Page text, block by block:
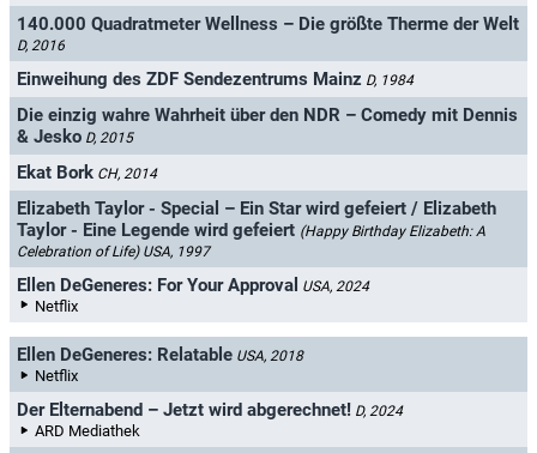
140.000 Quadratmeter Wellness – Die größte Therme der Welt
D, 2016
Einweihung des ZDF Sendezentrums Mainz D, 1984
Die einzig wahre Wahrheit über den NDR – Comedy mit Dennis
& Jesko D, 2015
Ekat Bork CH, 2014
Elizabeth Taylor - Special – Ein Star wird gefeiert / Elizabeth
Taylor - Eine Legende wird gefeiert (Happy Birthday Elizabeth: A
Celebration of Life) USA, 1997
Ellen DeGeneres: For Your Approval USA, 2024
Netflix
Ellen DeGeneres: Relatable USA, 2018
Netflix
Der Elternabend – Jetzt wird abgerechnet! D, 2024
ARD Mediathek